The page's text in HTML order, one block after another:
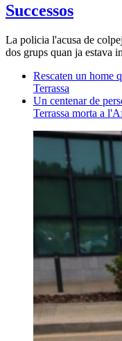
Successos
La policia l'acusa de
dos grups quan ja estava
Rescaten un home
Terrassa
Un centenar de
Terrassa morta a